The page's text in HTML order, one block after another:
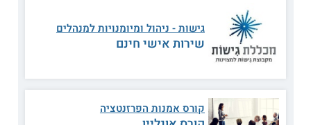
הקורס נפרש כל פני כארבעה חודשים והוא כולל 70 שעות לימוד
אקדמיות. המסלול מחולק ל - 15 מפגשים שנערכים פעם בשבוע
בשעות אחר הצהריים. הקורס משלב סימולציה לכל אורכו, אשר
מדמה תהליכי עבודה אמיתיים של מנהלי מוצר. לקראת סיום
בה מסכמים את כל מחזור חיי המוצר.
נושאי הלימוד
גישות - ניהול ומיומנויות למנהלים
שירות אישי חינם
קורס אמנות הפרזנטציה